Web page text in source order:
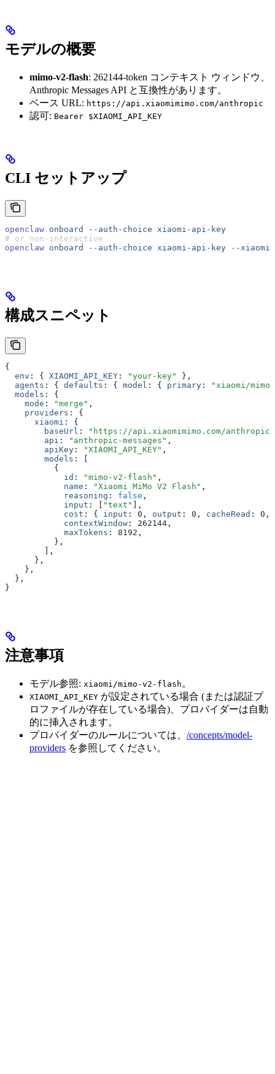
モデルの概要
mimo-v2-flash: 262144-token コンテキスト ウィンドウ、
Anthropic Messages API と互換性があります。
ベース URL: https://api.xiaomimimo.com/anthropic
認可: Bearer $XIAOMI_API_KEY
CLI セットアップ
openclaw onboard --auth-choice xiaomi-api-key
# or non-interactive
openclaw onboard --auth-choice xiaomi-api-key --
構成スニペット
{
  env
: { XIAOMI_API_KEY : "your-key" } ,
  agents
: { defaults : { model : { primary :
"xiaomi/
  models
:
{
    mode
: "merge" ,
    providers
:
{
      xiaomi
:
{
        baseUrl
:
"https://api.xiaomimimo.com/anthropic"
        api
: "anthropic-messages" ,
        apiKey
: "XIAOMI_API_KEY" ,
        models
:
          {
            id
: "mimo-v2-flash" ,
            name
: "Xiaomi MiMo V2 Flash" ,
            reasoning
: false ,
            input
: "text"
,
            cost
: { input : 0 , output : 0 , cacheRead : 0 ,
            contextWindow
: 262144 ,
            maxTokens
: 8192 ,
          }
,
,
      }
,
    }
,
  }
,
}
注意事項
モデル参照: xiaomi/mimo-v2-flash 。
XIAOMI_API_KEY が設定されている場合 (または認証プ
ロファイルが存在している場合)、プロバイダーは自動
的に挿入されます。
プロバイダーのルールについては、 /concepts/model-
providers を参照してください。